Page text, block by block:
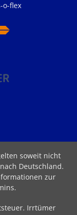
o-flex
soweit nicht
Deutschland.
zur
.
Irrtümer